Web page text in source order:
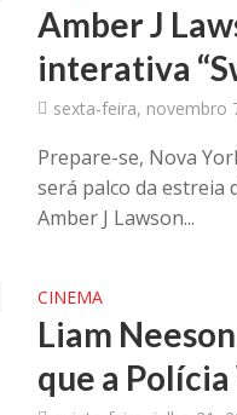
Amber J
interativa
sexta-feira, novembro
Prepare-se, Nova
será palco da estreia
Amber J Lawson...
CINEMA
Liam
que a Polícia